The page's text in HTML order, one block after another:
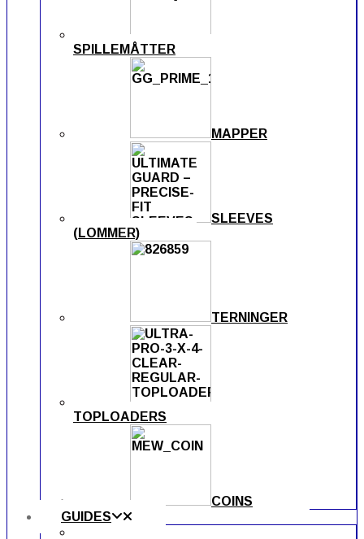
SPILLEMÅTTER
MAPPER
SLEEVES
(LOMMER)
TERNINGER
TOPLOADERS
COINS
GUIDES